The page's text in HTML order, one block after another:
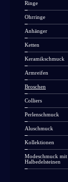
Ringe
Ohrringe
Anhänger
Ketten
Keramikschmuck
Armreifen
Broschen
Colliers
Perlenschmuck
Aluschmuck
Kollektionen
Modeschmuck mit
Halbedelsteinen